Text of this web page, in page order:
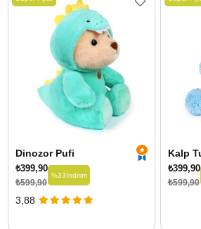
Dinozor Pufi
₺399,90
₺599,90
%33İndirim
3,88
Kalp
₺399,90
₺599,90